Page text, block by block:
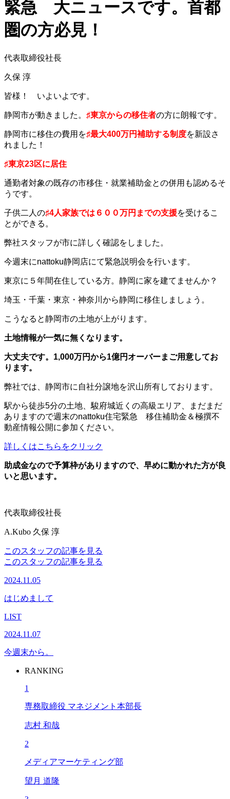
緊急 大ニュースです。首都
圏の方必見！
代表取締役社長
久保 淳
皆様！ いよいよです。
静岡市が動きました。 ♯東京からの移住者の方に朗報です。
静岡市に移住の費用を♯最大400万円補助する制度を新設さ
れました！
♯東京23区に居住
通勤者対象の既存の市移住・就業補助金との併用も認めるそ
うです。
子供二人の♯4人家族では６００万円までの支援を受けるこ
とができる。
弊社スタッフが市に詳しく確認をしました。
今週末にnattoku静岡店にて緊急説明会を行います。
東京に５年間在住している方。静岡に家を建てませんか？
埼玉・千葉・東京・神奈川から静岡に移住しましょう。
こうなると静岡市の土地が上がります。
土地情報が一気に無くなります。
大丈夫です。1,000万円から1億円オーバーまご用意してお
ります。
弊社では、静岡市に自社分譲地を沢山所有しております。
駅から徒歩5分の土地、駿府城近くの高級エリア、まだまだ
ありますので週末のnattoku住宅緊急 移住補助金＆極撰不
動産情報公開に参加ください。
詳しくはこちらをクリック
助成金なので予算枠がありますので、早めに動かれた方が良
いと思います。
代表取締役社長
A.Kubo 久保 淳
このスタッフの記事を見る
このスタッフの記事を見る
2024.11.05
はじめまして
LIST
2024.11.07
今週末から。
RANKING
1
専務取締役 マネジメント本部長
志村 和哉
2
メディアマーケティング部
望月 道隆